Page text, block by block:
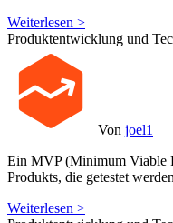
Weiterlesen >
Produktentwicklung und
Von joel1
Ein MVP (Minimum Viable
Produkts, die getestet
Weiterlesen >